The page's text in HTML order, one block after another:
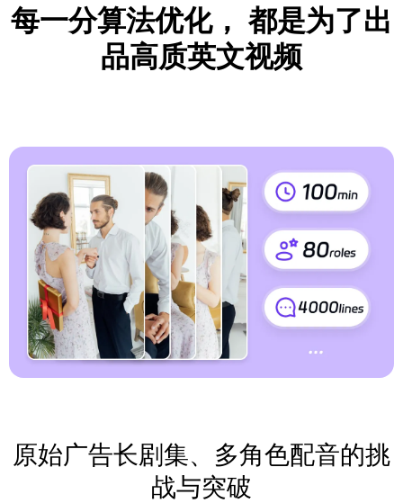
每一分算法优化， 都是为了出
品高质英文视频
原始广告长剧集、多角色配音的挑
战与突破